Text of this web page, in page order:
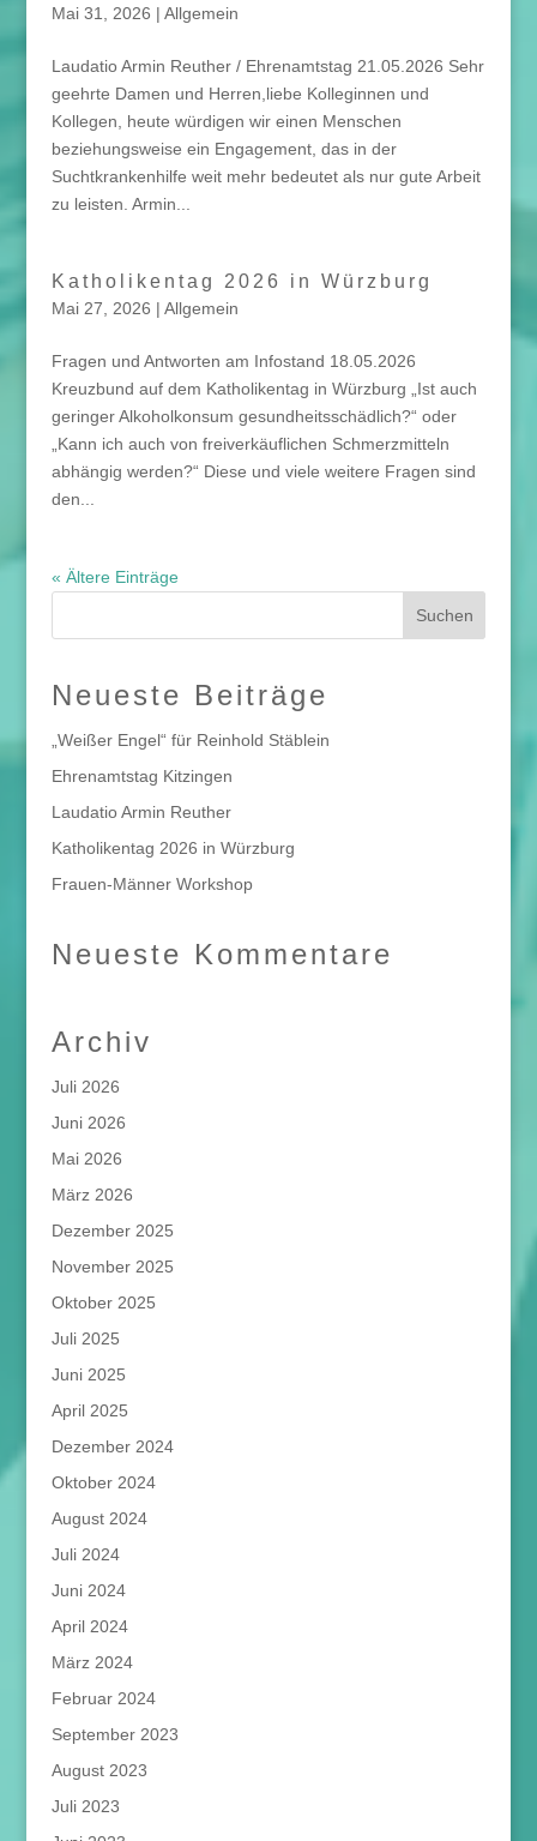
Mai 31, 2026 | Allgemein
Laudatio Armin Reuther / Ehrenamtstag 21.05.2026 Sehr
geehrte Damen und Herren,liebe Kolleginnen und
Kollegen, heute würdigen wir einen Menschen
beziehungsweise ein Engagement, das in der
Suchtkrankenhilfe weit mehr bedeutet als nur gute Arbeit
zu leisten. Armin...
Katholikentag 2026 in Würzburg
Mai 27, 2026 | Allgemein
Fragen und Antworten am Infostand 18.05.2026
Kreuzbund auf dem Katholikentag in Würzburg „Ist auch
geringer Alkoholkonsum gesundheitsschädlich?“ oder
„Kann ich auch von freiverkäuflichen Schmerzmitteln
abhängig werden?“ Diese und viele weitere Fragen sind
den...
« Ältere Einträge
Neueste Beiträge
„Weißer Engel“ für Reinhold Stäblein
Ehrenamtstag Kitzingen
Laudatio Armin Reuther
Katholikentag 2026 in Würzburg
Frauen-Männer Workshop
Neueste Kommentare
Archiv
Juli 2026
Juni 2026
Mai 2026
März 2026
Dezember 2025
November 2025
Oktober 2025
Juli 2025
Juni 2025
April 2025
Dezember 2024
Oktober 2024
August 2024
Juli 2024
Juni 2024
April 2024
März 2024
Februar 2024
September 2023
August 2023
Juli 2023